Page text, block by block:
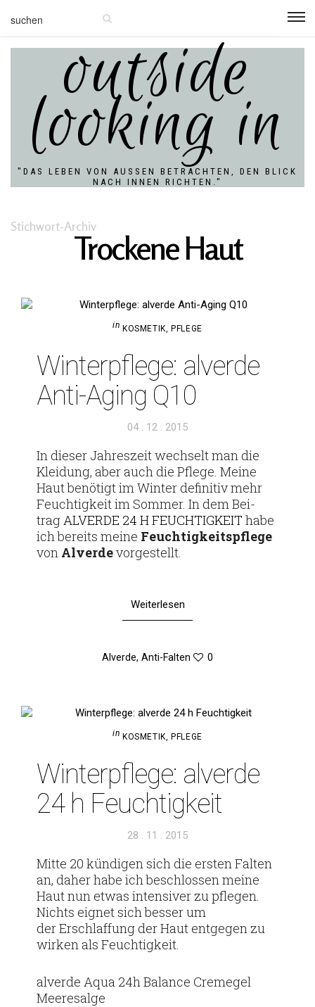
outside
looking in
"DAS LEBEN VON AUSSEN BETRACHTEN, DEN BLICK N
ACH INNEN RICHTEN."
Stichwort-Archiv
Trockene Haut
in KOSMETIK, PFLEGE
Win­ter­pflege: alverde
Anti-Aging Q10
Veröffentlicht
04 . 12 . 2015
In dieser Jah­res­zeit wech­selt man die
Klei­dung, aber auch die Pflege. Meine
Haut benö­tigt im Winter defi­nitiv mehr
Feuch­tig­keit im Sommer. In dem Bei­
tragALVERDE 24 H FEUCH­TIG­KEIT habe
ich bereits meine Feuch­tig­keits­pflege
von Alverdevorgestellt.
Weiterlesen
Alverde, Anti-Falten 0
in KOSMETIK, PFLEGE
Win­ter­pflege: alverde
24 h Feuchtigkeit
Veröffentlicht
28 . 11 . 2015
Mitte 20 kün­digen sich die ersten Falten
an, daher habe ich beschlossen meine
Haut nun etwas inten­siver zu pflegen.
Nichts eignet sich besser um
der Erschlaf­fung der Haut ent­gegen zu
wirken als Feuchtigkeit.
alverde Aqua 24h Balance Cremegel
Meeresalge